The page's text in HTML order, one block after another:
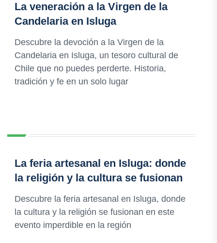
La veneración a la Virgen de la
Candelaria en Isluga
Descubre la devoción a la Virgen de la
Candelaria en Isluga, un tesoro cultural de
Chile que no puedes perderte. Historia,
tradición y fe en un solo lugar
La feria artesanal en Isluga: donde
la religión y la cultura se fusionan
Descubre la feria artesanal en Isluga, donde
la cultura y la religión se fusionan en este
evento imperdible en la región